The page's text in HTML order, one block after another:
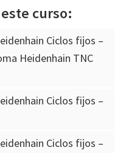
curso:
Ciclos fijos –
Heidenhain TNC
Ciclos fijos –
Ciclos fijos –